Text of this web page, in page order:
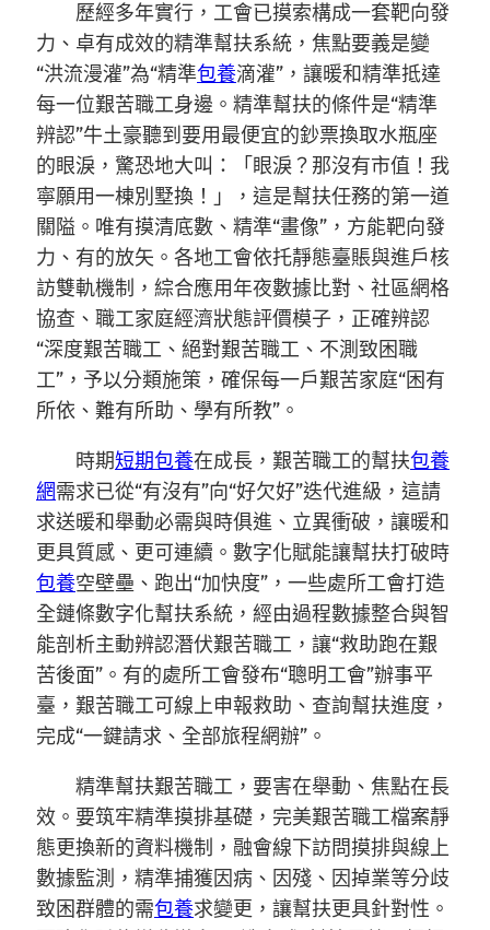
歷經多年實行，工會已摸索構成一套靶向發
力、卓有成效的精準幫扶系統，焦點要義是變
“洪流漫灌”為“精準包養滴灌”，讓暖和精準抵達
每一位艱苦職工身邊。精準幫扶的條件是“精準
辨認”牛土豪聽到要用最便宜的鈔票換取水瓶座
的眼淚，驚恐地大叫：「眼淚？那沒有市值！我
寧願用一棟別墅換！」，這是幫扶任務的第一道
關隘。唯有摸清底數、精準“畫像”，方能靶向發
力、有的放矢。各地工會依托靜態臺賬與進戶核
訪雙軌機制，綜合應用年夜數據比對、社區網格
協查、職工家庭經濟狀態評價模子，正確辨認
“深度艱苦職工、絕對艱苦職工、不測致困職
工”，予以分類施策，確保每一戶艱苦家庭“困有
所依、難有所助、學有所教”。
時期短期包養在成長，艱苦職工的幫扶包養
網需求已從“有沒有”向“好欠好”迭代進級，這請
求送暖和舉動必需與時俱進、立異衝破，讓暖和
更具質感、更可連續。數字化賦能讓幫扶打破時
包養空壁壘、跑出“加快度”，一些處所工會打造
全鏈條數字化幫扶系統，經由過程數據整合與智
能剖析主動辨認潛伏艱苦職工，讓“救助跑在艱
苦後面”。有的處所工會發布“聰明工會”辦事平
臺，艱苦職工可線上申報救助、查詢幫扶進度，
完成“一鍵請求、全部旅程網辦”。
精準幫扶艱苦職工，要害在舉動、焦點在長
效。要筑牢精準摸排基礎，完美艱苦職工檔案靜
態更換新的資料機制，融會線下訪問摸排與線上
數據監測，精準捕獲因病、因殘、因掉業等分歧
致困群體的需包養求變更，讓幫扶更具針對性。